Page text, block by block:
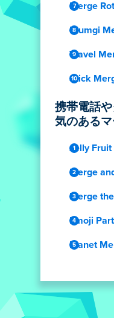
Merge Rot
Blumgi
Travel
Stick
携帯電話
気のある
Jelly Fruit
Merge
Merge
Emoji
Planet